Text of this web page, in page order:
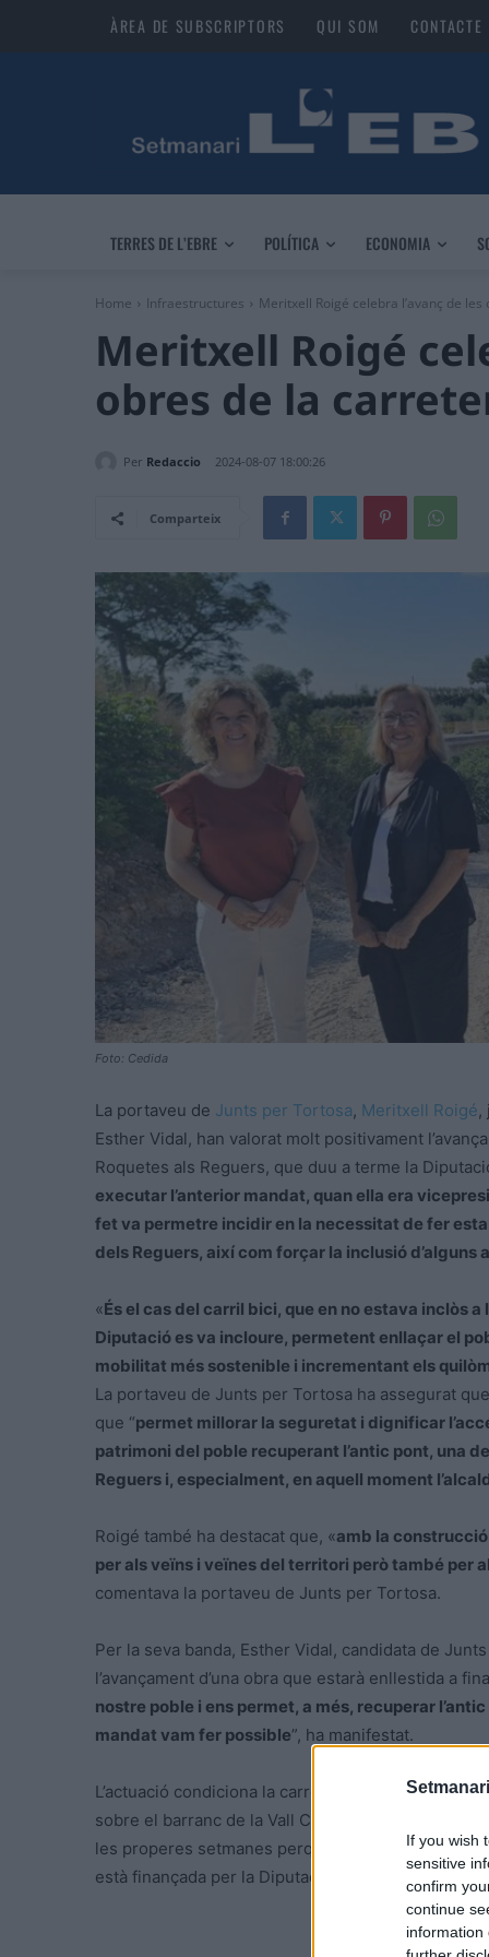
If you wish
sensitive
confirm
continue
information
ÀREA DE SUBSCRIPTORS QUI SOM CONTACTE
TERRES DE L’EBRE POLÍTICA ECONOMIA
Home Infraestructures Meritxell Roigé celebra l’avanç de
Meritxell Roigé
obres de la
Per Redaccio 2024-08-07 18:00:26
Comparteix
Foto: Cedida
La portaveu de Junts per Tortosa, Meritxell Roigé,
Esther Vidal, han valorat molt positivament
Roquetes als Reguers, que duu a terme la
executar l’anterior mandat, quan ella era
fet va permetre incidir en la necessitat de fer
dels Reguers, així com forçar la inclusió
«És el cas del carril bici, que en no estava inclòs
Diputació es va incloure, permetent enllaçar el
mobilitat més sostenible i incrementant els
La portaveu de Junts per Tortosa ha assegurat
que “permet millorar la seguretat i dignificar
patrimoni del poble recuperant l’antic pont, una
Reguers i, especialment, en aquell moment
Roigé també ha destacat que, «amb la construcció
per als veïns i veïnes del territori però també per
comentava la portaveu de Junts per Tortosa.
Per la seva banda, Esther Vidal, candidata de
l’avançament d’una obra que estarà enllestida a
nostre poble i ens permet, a més, recuperar
mandat vam fer possible”, ha manifestat.
L’actuació condiciona la carretera T-342 que
sobre el barranc de la Vall Cervera d’accés al
les properes setmanes perquè ja està en la seua
està finançada per la Diputació de Tarragona.